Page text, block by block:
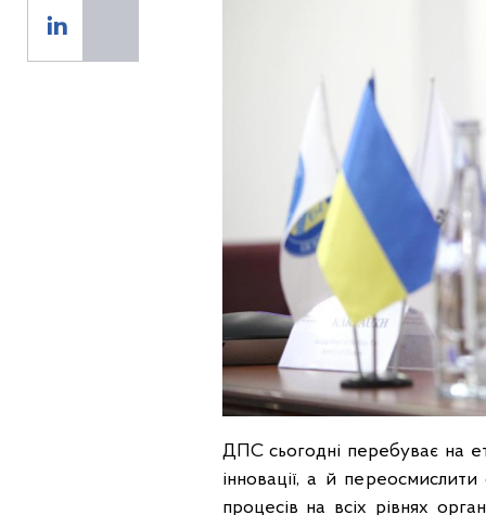
ДПС сьогодні перебуває на
інновації, а й
процесів на всіх рівнях